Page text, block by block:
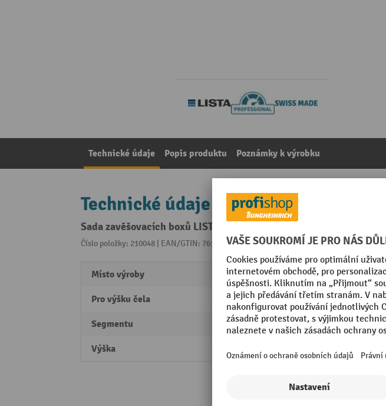
Technické údaje Popis produktu Poznámky k výrobku
Technické údaje
Sada zavěšovacích boxů LISTA 54x27E, (ŠxHxVV) 918x459x50 mm,
Číslo položky: 210048 | EAN/GTIN: 7612269036091Z kategorie:Pořadače do skříní se
Místo výroby Swiss Made
Pro výšku čela 50 mm
Segmentu Professional
Výška